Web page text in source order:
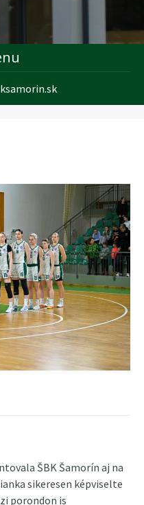
ŠBK Šamorín aj na
sikeresen képviselte
porondon is